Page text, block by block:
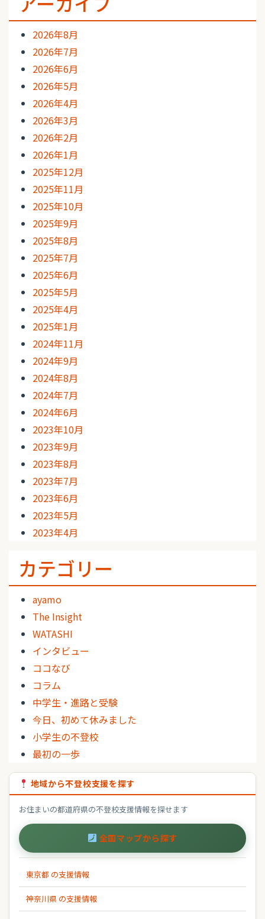
2026年8月
2026年7月
2026年6月
2026年5月
2026年4月
2026年3月
2026年2月
2026年1月
2025年12月
2025年11月
2025年10月
2025年9月
2025年8月
2025年7月
2025年6月
2025年5月
2025年4月
2025年1月
2024年11月
2024年9月
2024年8月
2024年7月
2024年6月
2023年10月
2023年9月
2023年8月
2023年7月
2023年6月
2023年5月
2023年4月
カテゴリー
ayamo
The Insight
WATASHI
インタビュー
ココなび
コラム
中学生・進路と受験
今日、初めて休みました
小学生の不登校
最初の一歩
地域から不登校支援を探す
お住まいの都道府県の不登校支援情報を探せます
全国マップから探す
東京都 の支援情報
神奈川県 の支援情報